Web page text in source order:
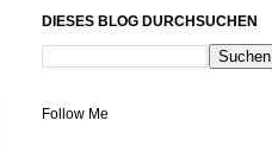
DIESES BLOG DURCHSUCHEN
Follow Me